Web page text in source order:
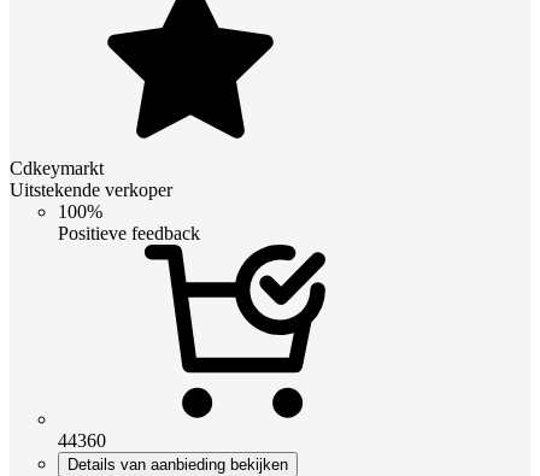
Cdkeymarkt
Uitstekende verkoper
100%
Positieve feedback
44360
Details van aanbieding bekijken